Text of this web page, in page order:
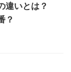
違いとは？
？